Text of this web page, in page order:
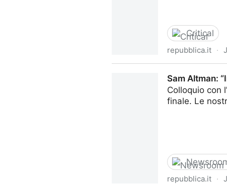
Critical
repubblica.it ·
clone dello sfidanteSam Altman:
Colloquio con
finale. Le
repubblica.it ·